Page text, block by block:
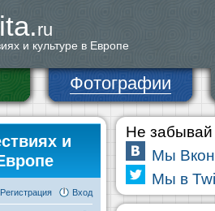
ru
и культуре в Европе
Фотографии
и
Вход
Регистрация
Не забывай
Мы
Мы в